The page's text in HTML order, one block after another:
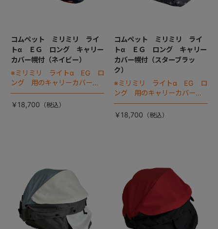
コムペット ミリミリ ライ
トα ＥＧ ロング キャリー
カバー幌付（ネイビー）
※ミリミリ ライトα EG ロ
ング 用のキャリーカバーで
す。
￥18,700
コムペット ミリミリ ライ
トα ＥＧ ロング キャリー
カバー幌付（スターブラッ
ク）
※ミリミリ ライトα EG ロ
ング 用のキャリーカバーで
す。
￥18,700